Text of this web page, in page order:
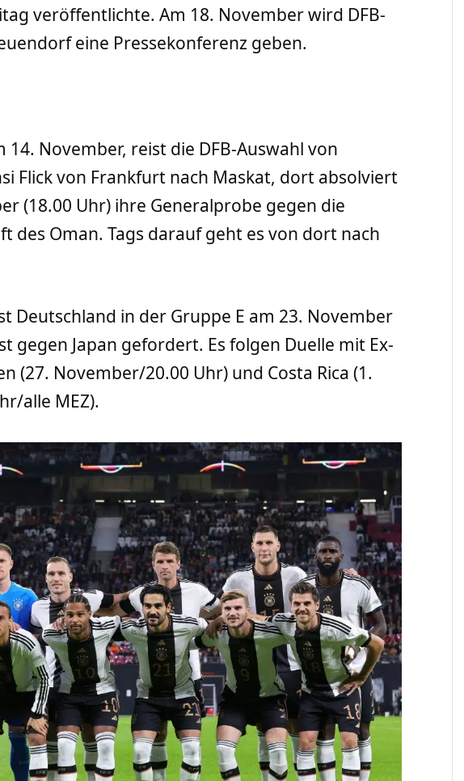
veröffentlichte. Am 18. November wird DFB-
eine Pressekonferenz geben.
14. November, reist die DFB-Auswahl von
Flick von Frankfurt nach Maskat, dort absolviert
(18.00 Uhr) ihre Generalprobe gegen die
des Oman. Tags darauf geht es von dort nach
Deutschland in der Gruppe E am 23. November
gegen Japan gefordert. Es folgen Duelle mit Ex-
(27. November/20.00 Uhr) und Costa Rica (1.
alle MEZ).